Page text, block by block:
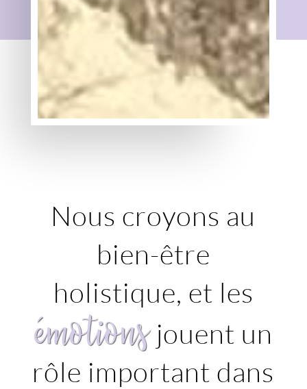
Nous croyons au
bien-être
holistique, et les
émotions jouent un
rôle important dans